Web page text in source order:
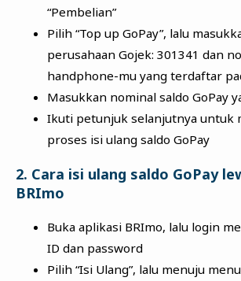
“Pembelian”
Pilih “Top up GoPay”, lalu
perusahaan Gojek: 301341 dan
handphone-mu yang terdaftar
Masukkan nominal saldo GoPay
Ikuti petunjuk selanjutnya untuk
proses isi ulang saldo GoPay
2. Cara isi ulang saldo GoPay
BRImo
Buka aplikasi BRImo, lalu login
ID dan password
Pilih “Isi Ulang”, lalu menuju menu